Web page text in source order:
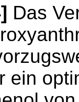
Das
ein